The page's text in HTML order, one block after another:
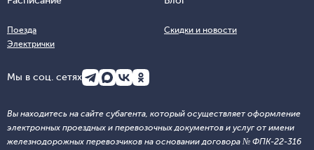
Поезда
Электрички
Скидки и новости
Мы в соц. сетях
Вы находитесь на сайте субагента, который осуществляет оформление
электронных проездных и перевозочных документов и услуг от имени
железнодорожных перевозчиков на основании договора № ФПК-22-316